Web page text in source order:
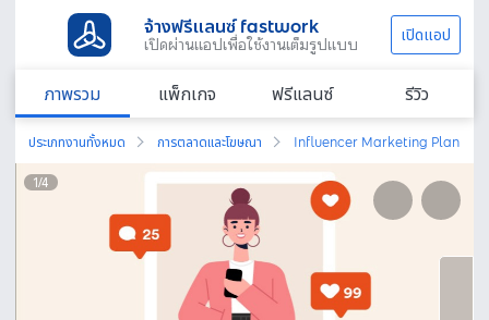
จ้างฟรีแลนซ์ fastwork
เปิดผ่านแอปเพื่อใช้งานเต็มรูปแบบ เปิดแอป
ภาพรวม แพ็กเกจ ฟรีแลนซ์ รีวิว
ประเภทงานทั้งหมด การตลาดและโฆษณา Influencer Marketing Plan
1/4